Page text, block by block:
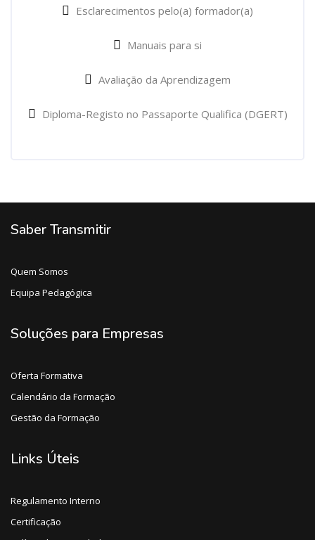
Esclarecimentos pelo(a) formador(a)
Manuais para si
Avaliação da Aprendizagem
Diploma-Registo no Passaporte Qualifica (DGERT)
Saber Transmitir
Quem Somos
Equipa Pedagógica
Soluções para Empresas
Oferta Formativa
Calendário da Formação
Gestão da Formação
Links Úteis
Regulamento Interno
Certificação